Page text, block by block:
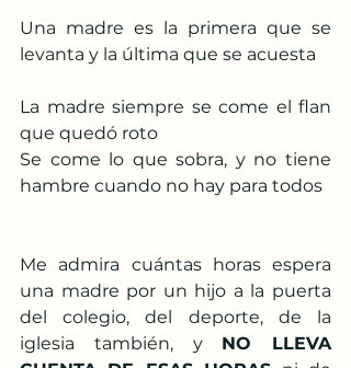
Una madre es la primera que se
levanta y la última que se acuesta
La madre siempre se come el flan
que quedó roto
Se come lo que sobra, y no tiene
hambre cuando no hay para todos
Me admira cuántas horas espera
una madre por un hijo a la puerta
del colegio, del deporte, de la
iglesia también, y NO LLEVA